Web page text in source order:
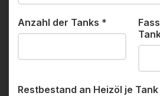
Anzahl der Tanks *
Restbestand an Heizöl je